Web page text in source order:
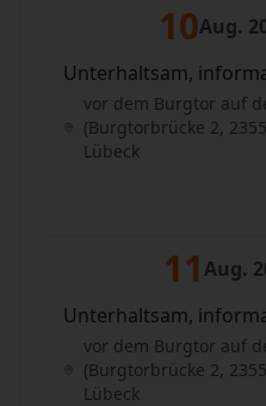
10Aug.
Unterhaltsam,
vor dem Burgtor auf
(Burgtorbrücke 2,
Lübeck
11 Aug.
Unterhaltsam,
vor dem Burgtor auf
(Burgtorbrücke 2,
Lübeck